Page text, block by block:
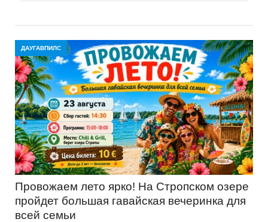
ДАУГАВПИЛС
Провожаем лето ярко! На Стропском озере
пройдет большая гавайская вечеринка для
всей семьи